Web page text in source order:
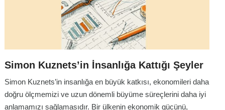
Simon Kuznets’in İnsanlığa Kattığı Şeyler
Simon Kuznets’in insanlığa en büyük katkısı, ekonomileri daha
doğru ölçmemizi ve uzun dönemli büyüme süreçlerini daha iyi
anlamamızı sağlamasıdır. Bir ülkenin ekonomik gücünü,